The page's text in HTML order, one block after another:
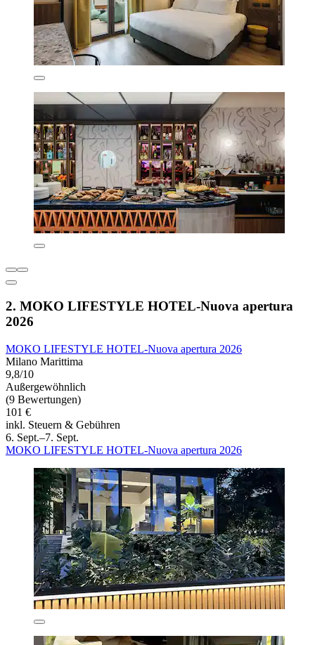
2. MOKO LIFESTYLE HOTEL-Nuova apertura
2026
MOKO LIFESTYLE HOTEL-Nuova apertura 2026
Milano Marittima
9,8/10
Außergewöhnlich
(9 Bewertungen)
101 €
inkl. Steuern & Gebühren
6. Sept.–7. Sept.
MOKO LIFESTYLE HOTEL-Nuova apertura 2026